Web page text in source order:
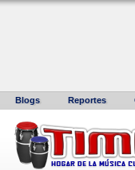
Blogs Reportes